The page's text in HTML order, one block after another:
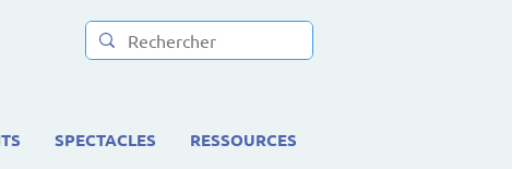
SPECTACLES RESSOURCES